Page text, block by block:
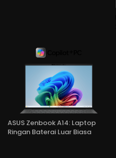
ASUS Zenbook A14: Laptop
Ringan Baterai Luar Biasa